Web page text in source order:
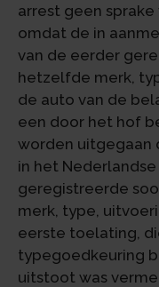
arrest geen
omdat de in
van de eerder
hetzelfde merk,
de auto van de
een door het hof
worden uitgegaan
in het
geregistreerde
merk, type,
eerste toelating,
typegoedkeuring
uitstoot was